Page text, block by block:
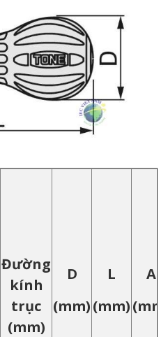
Đường
kính
trục
(mm)
D
(mm)
L
(mm)
A